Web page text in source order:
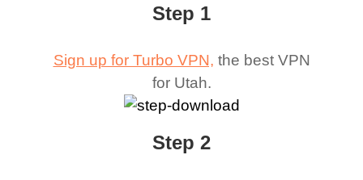
Step 1
Sign up for Turbo VPN, the best VPN
for Utah.
Step 2